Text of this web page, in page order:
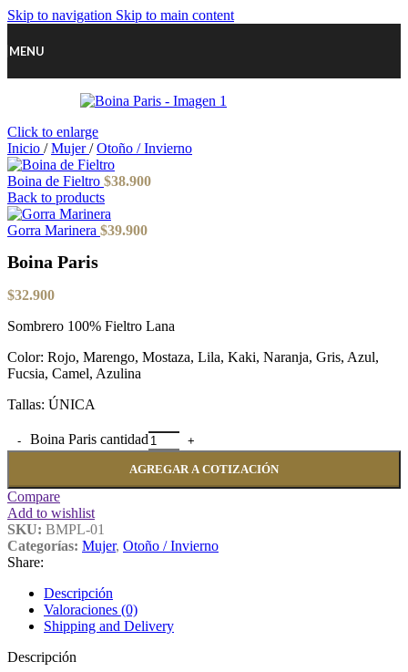
Skip to navigation Skip to main content
MENU
Click to enlarge
Inicio / Mujer/ Otoño / Invierno
Boina de Fieltro $38.900
Back to products
Gorra Marinera $39.900
Boina Paris
$32.900
Sombrero 100% Fieltro Lana
Color: Rojo, Marengo, Mostaza, Lila, Kaki, Naranja, Gris, Azul,
Fucsia, Camel, Azulina
Tallas: ÚNICA
Boina Paris cantidad
AGREGAR A COTIZACIÓN
Compare
Add to wishlist
SKU: BMPL-01
Categorías: Mujer, Otoño / Invierno
Share:
Descripción
Valoraciones (0)
Shipping and Delivery
Descripción